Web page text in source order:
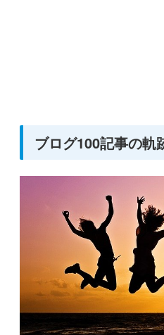
ブログ100記事の軌